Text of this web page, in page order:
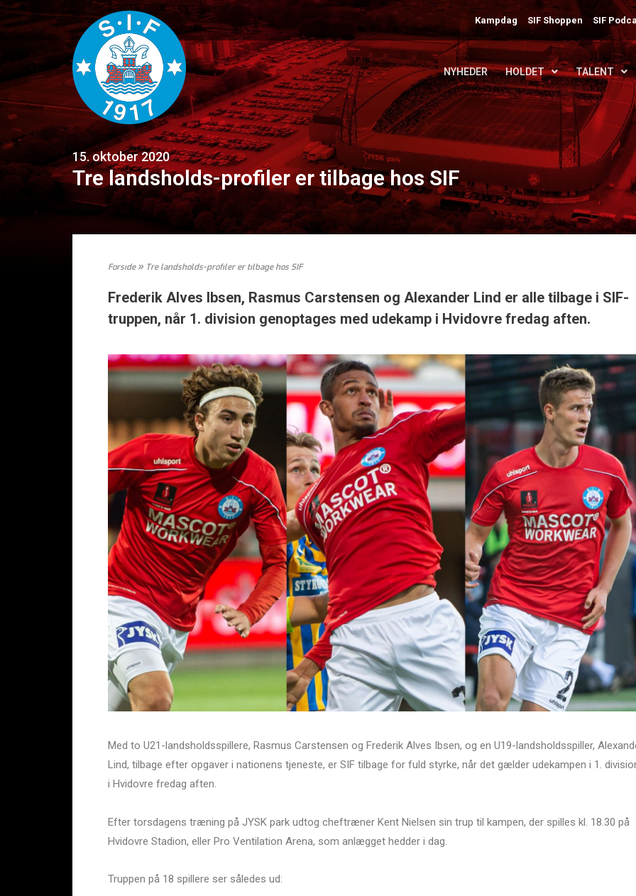
Kampdag SIF Shoppen SIF
NYHEDER HOLDET TALENT
15. oktober 2020
Tre landsholds-profiler er tilbage hos SIF
Forside» Tre landsholds-profiler er tilbage hos SIF
Frederik Alves Ibsen, Rasmus Carstensen og Alexander Lind er alle tilbage i SIF-
truppen, når 1. division genoptages med udekamp i Hvidovre fredag aften.
Med to U21-landsholdsspillere, Rasmus Carstensen og Frederik Alves Ibsen, og en U19-landsholdsspiller,
Lind, tilbage efter opgaver i nationens tjeneste, er SIF tilbage for fuld styrke, når det gælder udekampen i 1.
i Hvidovre fredag aften.
Efter torsdagens træning på JYSK park udtog cheftræner Kent Nielsen sin trup til kampen, der spilles kl. 18.30 på
Hvidovre Stadion, eller Pro Ventilation Arena, som anlægget hedder i dag.
Truppen på 18 spillere ser således ud: